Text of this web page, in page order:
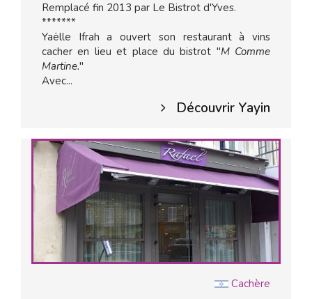
Remplacé fin 2013 par Le Bistrot d'Yves.
*******
Yaëlle Ifrah a ouvert son restaurant à vins
cacher en lieu et place du bistrot "M Comme
Martine."
Avec...
Découvrir Yayin
Cachère